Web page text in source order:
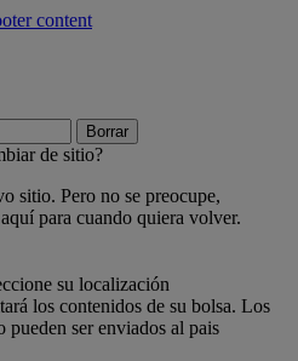
content
Borrar
de sitio?
sitio. Pero no se preocupe,
para cuando quiera volver.
su localización
los contenidos de su bolsa. Los
ser enviados al pais